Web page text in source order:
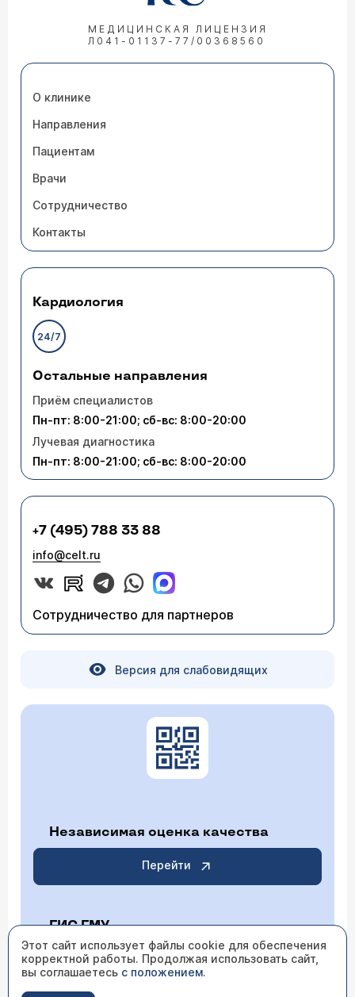
МЕДИЦИНСКАЯ ЛИЦЕНЗИЯ
Л041-01137-77/00368560
О клинике
Направления
Пациентам
Врачи
Сотрудничество
Контакты
Кардиология
24/7
Остальные направления
Приём специалистов
Пн-пт: 8:00-21:00; сб-вс: 8:00-20:00
Лучевая диагностика
Пн-пт: 8:00-21:00; сб-вс: 8:00-20:00
+7 (495) 788 33 88
info@celt.ru
Сотрудничество для партнеров
Версия для слабовидящих
Независимая оценка качества
Перейти
ГИС ГМУ
Перейти
Этот сайт использует файлы cookie для обеспечения
корректной работы. Продолжая использовать сайт,
вы соглашаетесь с положением.